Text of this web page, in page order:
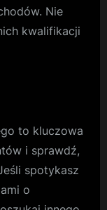
Nie
kwalifikacji
to kluczowa
i sprawdź,
spotykasz
o